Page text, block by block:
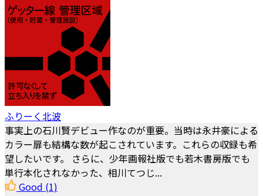
ふりーく北波
事実上の石川賢デビュー作なのが重要。当時は永井豪による
カラー扉も結構な数が起こされています。これらの収録も希
望したいです。 さらに、少年画報社版でも若木書房版でも
単行本化されなかった、相川てつじ...
Good (1)